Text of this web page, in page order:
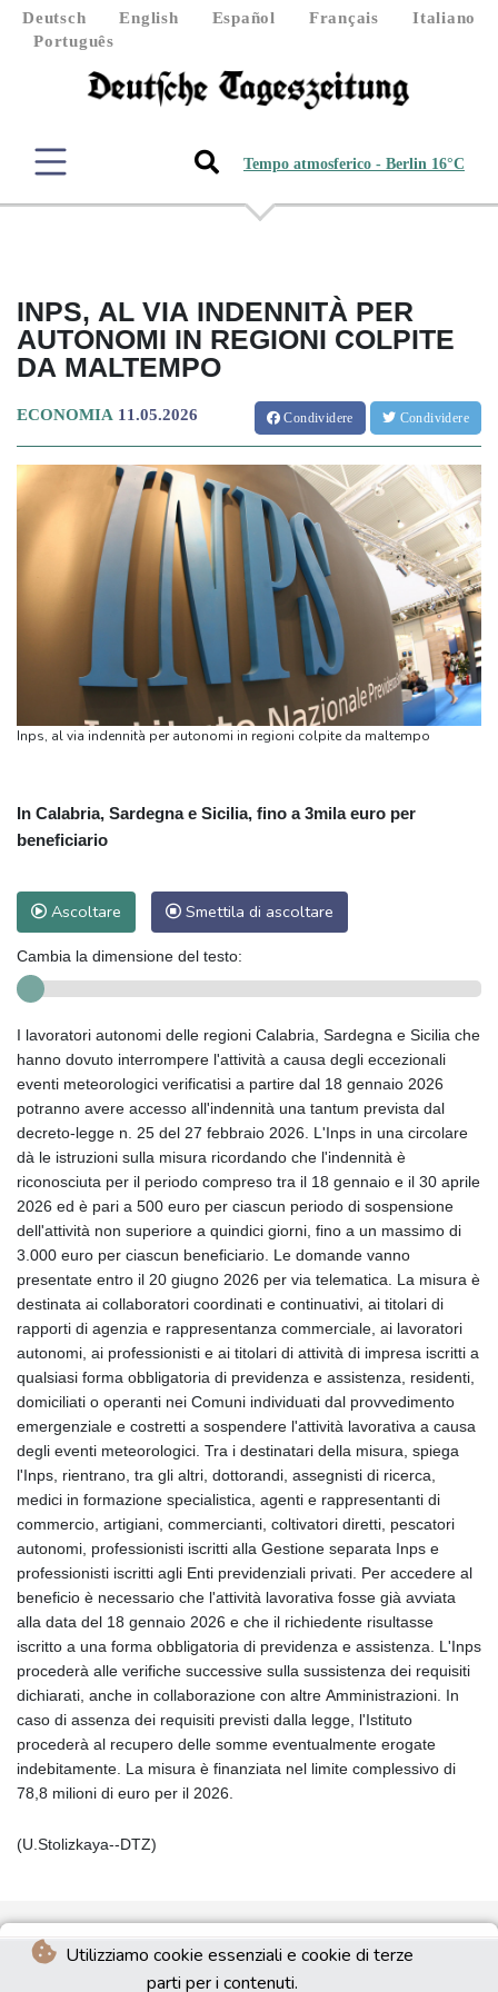
Utilizziamo cookie essenziali e cookie di terze
parti per i contenuti.
Deutsch English Español Français
Italiano
Português
Tempo atmosferico - Berlin 16°C
INPS, AL VIA INDENNITÀ PER
AUTONOMI IN REGIONI COLPITE
DA MALTEMPO
ECONOMIA 11.05.2026 Condividere Condividere
Inps, al via indennità per autonomi in regioni colpite da maltempo
In Calabria, Sardegna e Sicilia, fino a 3mila euro per
beneficiario
Ascoltare Smettila di ascoltare
Cambia la dimensione del testo:
I lavoratori autonomi delle regioni Calabria, Sardegna e Sicilia che
hanno dovuto interrompere l'attività a causa degli eccezionali
eventi meteorologici verificatisi a partire dal 18 gennaio 2026
potranno avere accesso all'indennità una tantum prevista dal
decreto-legge n. 25 del 27 febbraio 2026. L'Inps in una circolare
dà le istruzioni sulla misura ricordando che l'indennità è
riconosciuta per il periodo compreso tra il 18 gennaio e il 30 aprile
2026 ed è pari a 500 euro per ciascun periodo di sospensione
dell'attività non superiore a quindici giorni, fino a un massimo di
3.000 euro per ciascun beneficiario. Le domande vanno
presentate entro il 20 giugno 2026 per via telematica. La misura è
destinata ai collaboratori coordinati e continuativi, ai titolari di
rapporti di agenzia e rappresentanza commerciale, ai lavoratori
autonomi, ai professionisti e ai titolari di attività di impresa iscritti a
qualsiasi forma obbligatoria di previdenza e assistenza, residenti,
domiciliati o operanti nei Comuni individuati dal provvedimento
emergenziale e costretti a sospendere l'attività lavorativa a causa
degli eventi meteorologici. Tra i destinatari della misura, spiega
l'Inps, rientrano, tra gli altri, dottorandi, assegnisti di ricerca,
medici in formazione specialistica, agenti e rappresentanti di
commercio, artigiani, commercianti, coltivatori diretti, pescatori
autonomi, professionisti iscritti alla Gestione separata Inps e
professionisti iscritti agli Enti previdenziali privati. Per accedere al
beneficio è necessario che l'attività lavorativa fosse già avviata
alla data del 18 gennaio 2026 e che il richiedente risultasse
iscritto a una forma obbligatoria di previdenza e assistenza. L'Inps
procederà alle verifiche successive sulla sussistenza dei requisiti
dichiarati, anche in collaborazione con altre Amministrazioni. In
caso di assenza dei requisiti previsti dalla legge, l'Istituto
procederà al recupero delle somme eventualmente erogate
indebitamente. La misura è finanziata nel limite complessivo di
78,8 milioni di euro per il 2026.
(U.Stolizkaya--DTZ)